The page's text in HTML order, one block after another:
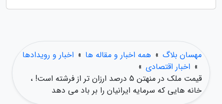
مهسان بلاگ » همه اخبار و مقاله ها » اخبار و رویدادها
» اخبار اقتصادی »
قیمت ملک در منهتن 5 درصد ارزان تر از فرشته است! ،
خانه هایی که سرمایه ایرانیان را بر باد می دهد